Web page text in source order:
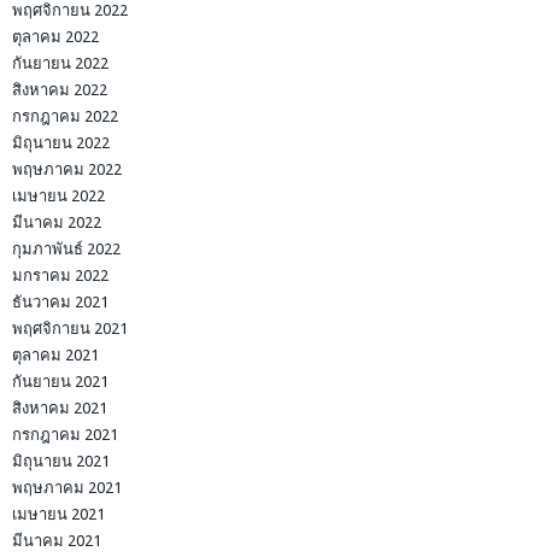
พฤศจิกายน 2022
ตุลาคม 2022
กันยายน 2022
สิงหาคม 2022
กรกฎาคม 2022
มิถุนายน 2022
พฤษภาคม 2022
เมษายน 2022
มีนาคม 2022
กุมภาพันธ์ 2022
มกราคม 2022
ธันวาคม 2021
พฤศจิกายน 2021
ตุลาคม 2021
กันยายน 2021
สิงหาคม 2021
กรกฎาคม 2021
มิถุนายน 2021
พฤษภาคม 2021
เมษายน 2021
มีนาคม 2021